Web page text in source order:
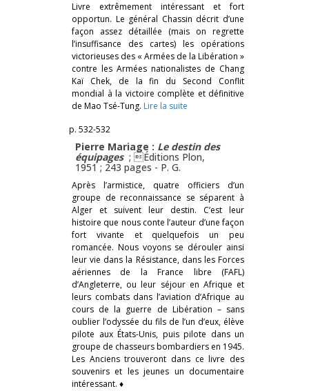
Livre extrêmement intéressant et fort
opportun. Le général Chassin décrit d’une
façon assez détaillée (mais on regrette
l’insuffisance des cartes) les opérations
victorieuses des « Armées de la Libération »
contre les Armées nationalistes de Chang
Kaï Chek, de la fin du Second Conflit
mondial à la victoire complète et définitive
de Mao Tsé-Tung. Lire la suite
p. 532-532
Pierre Mariage : Le destin des
équipages ; Éditions Plon,
1951 ; 243 pages - P. G.
Après l’armistice, quatre officiers d’un
groupe de reconnaissance se séparent à
Alger et suivent leur destin. C’est leur
histoire que nous conte l’auteur d’une façon
fort vivante et quelquefois un peu
romancée. Nous voyons se dérouler ainsi
leur vie dans la Résistance, dans les Forces
aériennes de la France libre (FAFL)
d’Angleterre, ou leur séjour en Afrique et
leurs combats dans l’aviation d’Afrique au
cours de la guerre de Libération – sans
oublier l’odyssée du fils de l’un d’eux, élève
pilote aux États-Unis, puis pilote dans un
groupe de chasseurs bombardiers en 1945.
Les Anciens trouveront dans ce livre des
souvenirs et les jeunes un documentaire
intéressant. ♦